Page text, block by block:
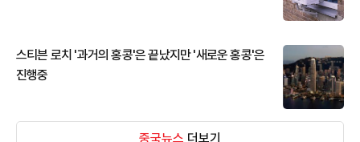
스티븐 로치 '과거의 홍콩'은 끝났지만 '새로운 홍콩'은
진행중
중국뉴스 더보기